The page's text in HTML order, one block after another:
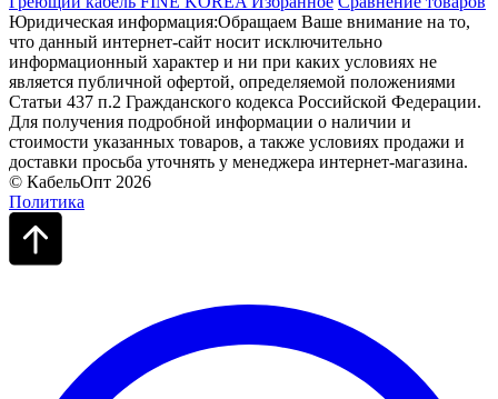
Юридическая информация:Обращаем Ваше внимание на то,
что данный интернет-сайт носит исключительно
информационный характер и ни при каких условиях не
является публичной офертой, определяемой положениями
Статьи 437 п.2 Гражданского кодекса Российской Федерации.
Для получения подробной информации о наличии и
стоимости указанных товаров, а также условиях продажи и
доставки просьба уточнять у менеджера интернет-магазина.
© КабельОпт 2026
Политика